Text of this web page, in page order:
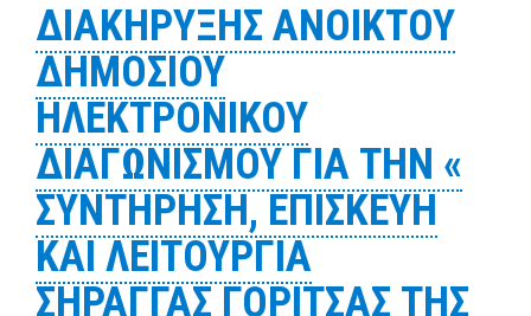
ΔΙΑΓΩΝΙΣΜΟΣ «Αποχιονισμό
χώρων – Δημοτικών
Ενοτήτων ∆ήμου Βόλου»
ΔΙΑΚΗΡΥΞΗΣ ΑΝΟΙΚΤΟΥ
ΔΗΜΟΣΙΟΥ
ΗΛΕΚΤΡΟΝΙΚΟΥ
ΔΙΑΓΩΝΙΣΜΟΥ ΓΙΑ ΤΗΝ «
ΣΥΝΤΗΡΗΣΗ, ΕΠΙΣΚΕΥΗ
ΚΑΙ ΛΕΙΤΟΥΡΓΙΑ
ΣΗΡΑΓΓΑΣ ΓΟΡΙΤΣΑΣ ΤΗΣ